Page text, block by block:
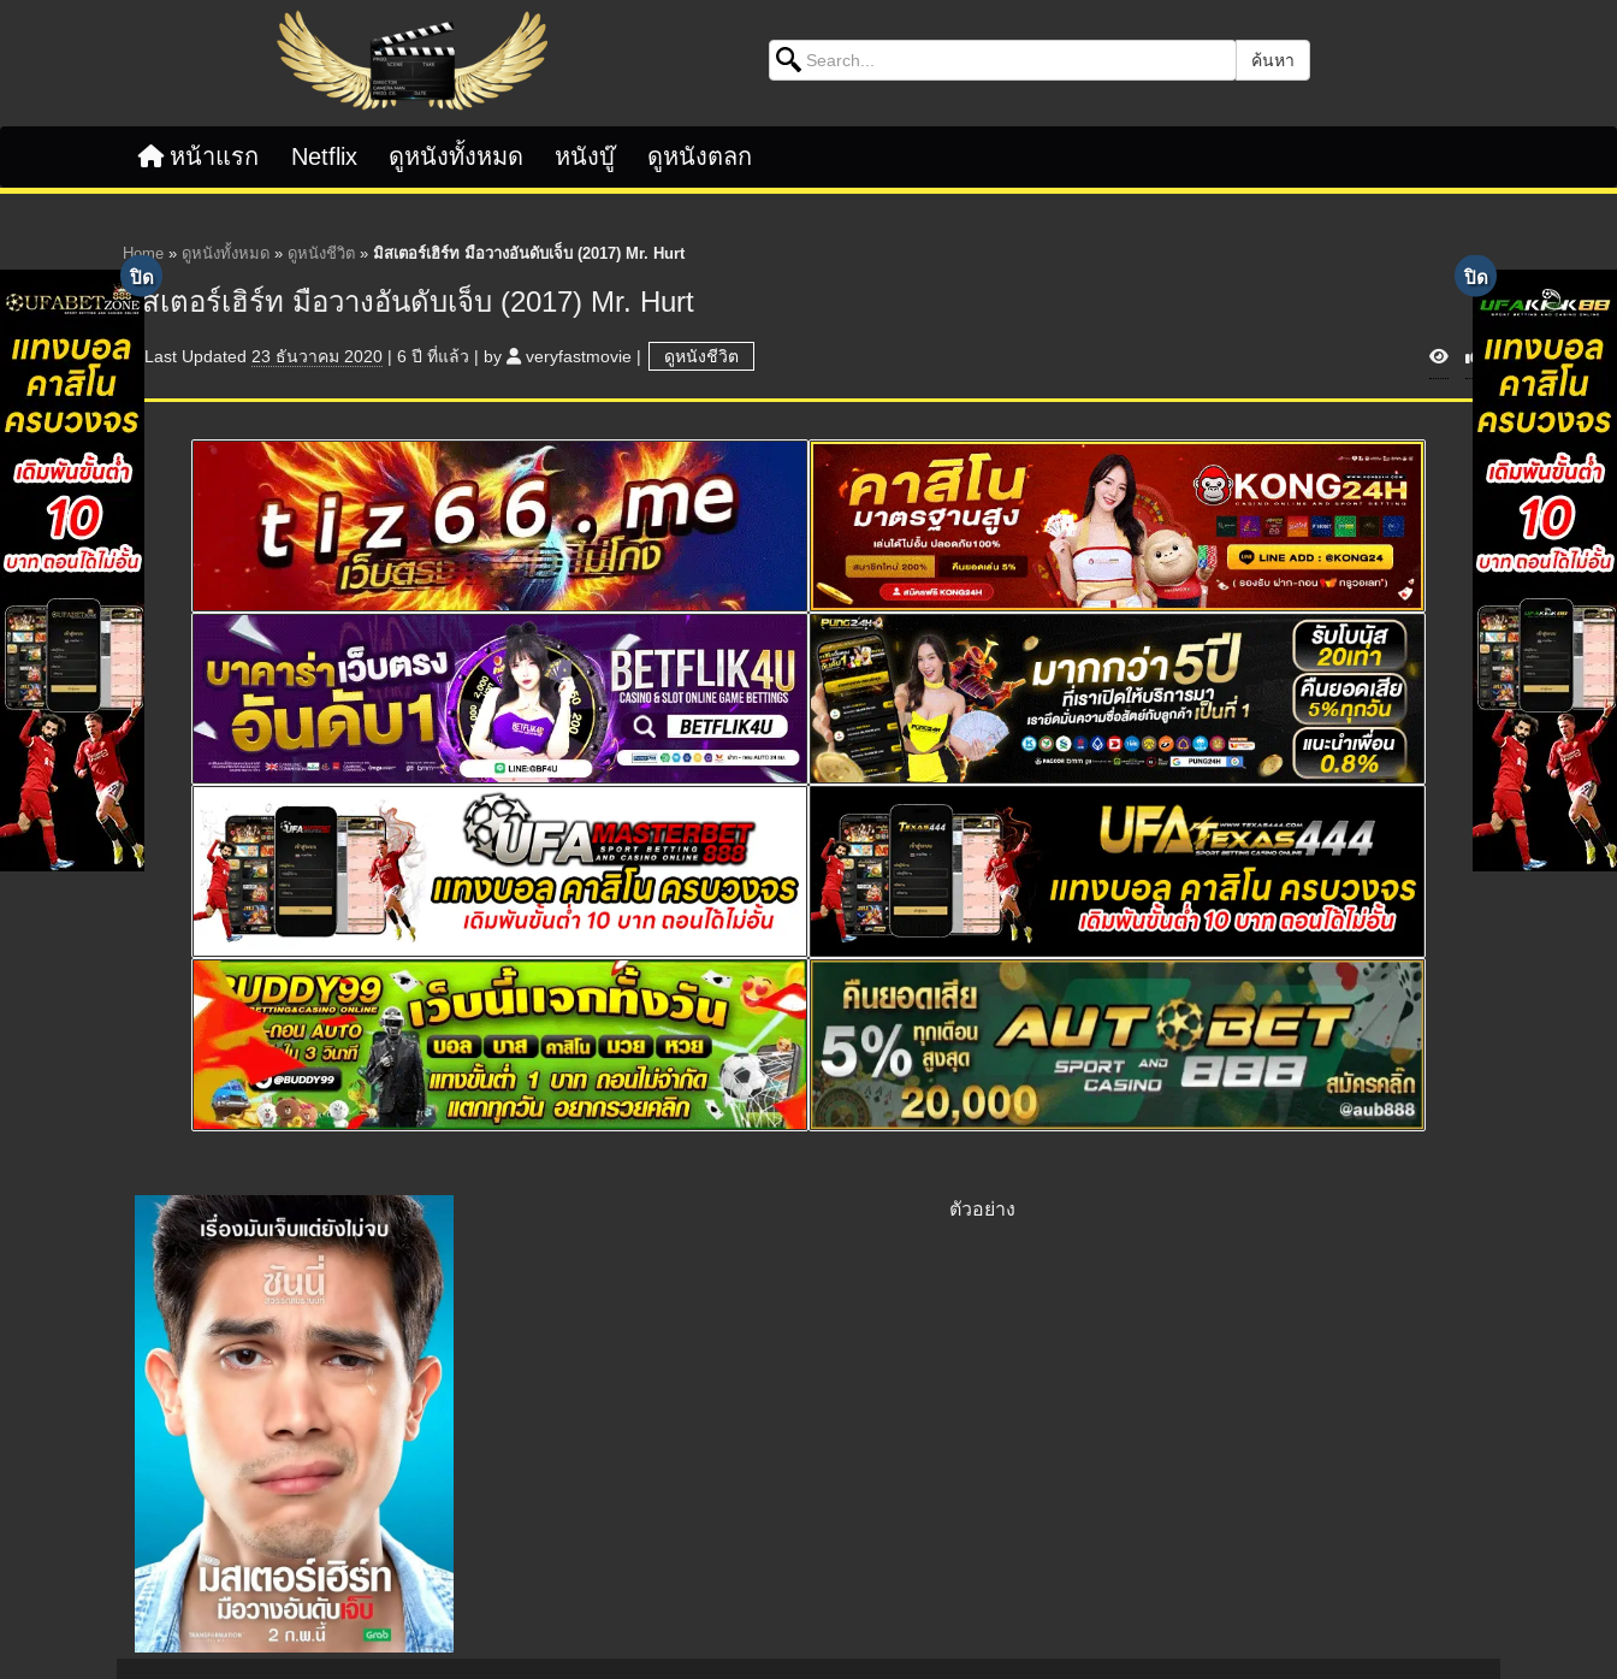
Search for: ค้นหา
หน้าแรก Netflix ดูหนังทั้งหมด หนังบู๊ ดูหนังตลก
Home » ดูหนังทั้งหมด » ดูหนังชีวิต » มิสเตอร์เฮิร์ท มือวางอันดับเจ็บ (2017) Mr. Hurt
มิสเตอร์เฮิร์ท มือวางอันดับเจ็บ (2017) Mr. Hurt
Last Updated 23 ธันวาคม 2020 | 6 ปี ที่แล้ว | by veryfastmovie | ดูหนังชีวิต V
i
ตัวอย่าง